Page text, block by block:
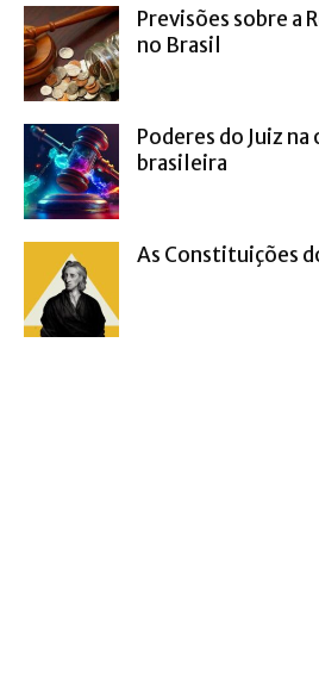
Previsões sobre a
no Brasil
Poderes do Juiz
brasileira
As Constituições